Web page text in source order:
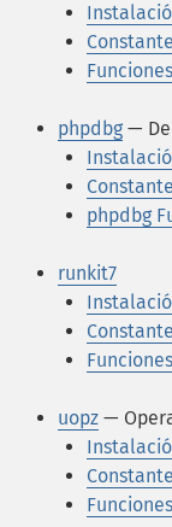
phpdbg —
phpdbg
runkit7
uopz —